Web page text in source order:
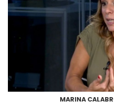
MARINA